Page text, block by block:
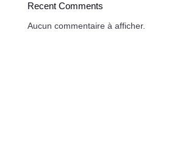
Recent Comments
Aucun commentaire à afficher.